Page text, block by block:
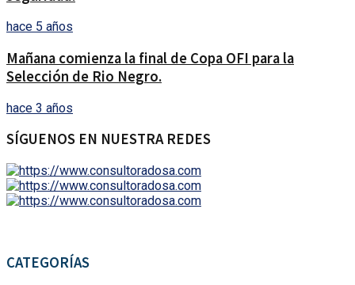
hace 5 años
Mañana comienza la final de Copa OFI para la
Selección de Rio Negro.
hace 3 años
SÍGUENOS EN NUESTRA REDES
CATEGORÍAS